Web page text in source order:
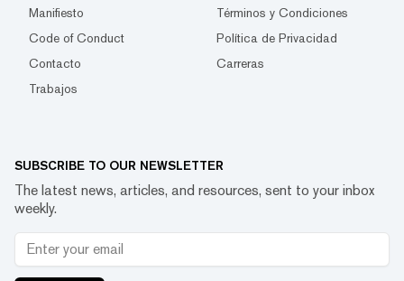
Manifiesto
Términos y Condiciones
Code of Conduct
Política de Privacidad
Contacto
Carreras
Trabajos
SUBSCRIBE TO OUR NEWSLETTER
The latest news, articles, and resources, sent to your inbox
weekly.